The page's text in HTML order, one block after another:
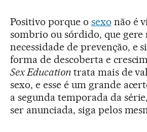
Positivo porque o sexo não é
sombrio ou sórdido, que gere
necessidade de prevenção, e
forma de descoberta e
Sex Educationtrata mais de
sexo, e esse é um grande
a segunda temporada da
ser anunciada, siga pelos